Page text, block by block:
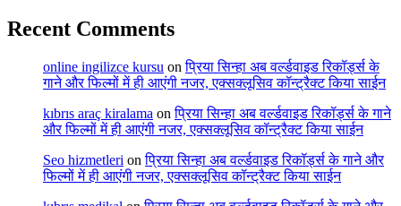
Recent Comments
online ingilizce kursu onप्रिया सिन्हा अब वर्ल्डवाइड रिकॉर्ड्स के
गाने और फिल्मों में ही आएंगी नजर, एक्सक्लूसिव कॉन्ट्रैक्ट किया साईन
kıbrıs araç kiralama onप्रिया सिन्हा अब वर्ल्डवाइड रिकॉर्ड्स के गाने
और फिल्मों में ही आएंगी नजर, एक्सक्लूसिव कॉन्ट्रैक्ट किया साईन
Seo hizmetleri onप्रिया सिन्हा अब वर्ल्डवाइड रिकॉर्ड्स के गाने और
फिल्मों में ही आएंगी नजर, एक्सक्लूसिव कॉन्ट्रैक्ट किया साईन